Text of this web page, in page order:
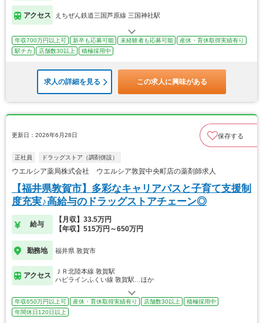
アクセス えちぜん鉄道三国芦原線 三国神社駅
年収700万円以上可 新卒も応募可能 未経験者も応募可能
産休・育休取得実績有り
駅チカ
店舗数30以上 積極採用中
求人の詳細を見る この求人に興味がある
更新日：2026年6月28日 保存する
正社員 ドラッグストア（調剤併設）
ウエルシア薬局株式会社 ウエルシア敦賀中央町店の薬剤師求人
【福井県敦賀市】多彩なキャリアパスと子育て支援制
度充実♪高給与のドラッグストアチェーン◎
給与
【月収】33.5万円
【年収】515万円～650万円
勤務地 福井県 敦賀市
アクセス
ＪＲ北陸本線 敦賀駅
ハピラインふくい線 敦賀駅…ほか
年収650万円以上可 産休・育休取得実績有り 店舗数30以上
積極採用中
年間休日120日以上